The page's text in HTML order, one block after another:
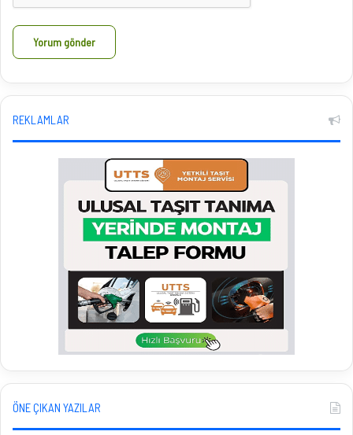
REKLAMLAR
ÖNE ÇIKAN YAZILAR